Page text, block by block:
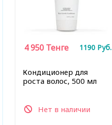
Кондиционер для
роста волос, 500 мл
Нет в наличии
4 950 Тенге 1190 Руб.